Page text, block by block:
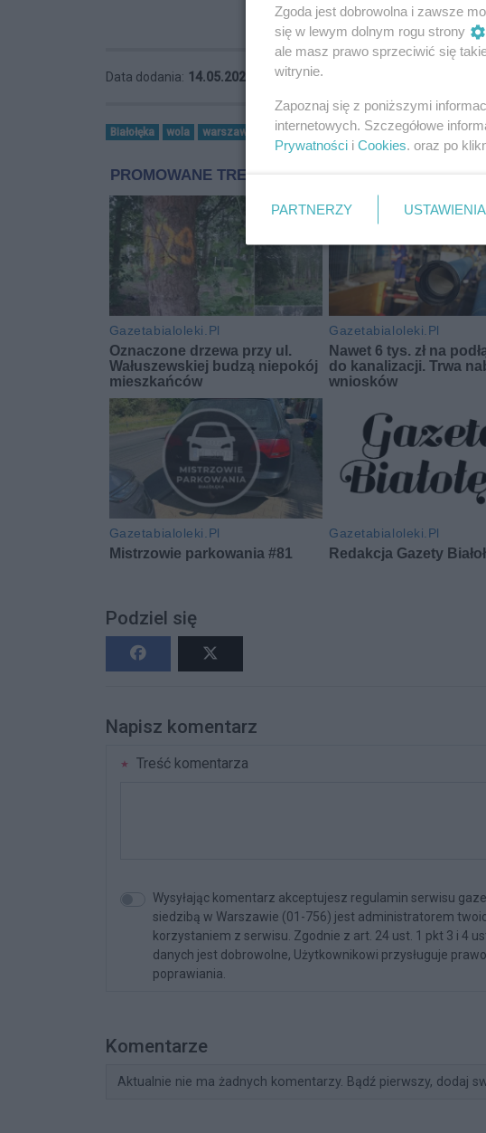
Data dodania: 14.05.2026 10:10
Białołęka wola warszawa Bemowo bielany żoliborz
Podziel się
Napisz komentarz
Treść komentarza
Wysyłając komentarz akceptujesz regulamin serwisu
siedzibą w Warszawie (01-756) jest administratorem
korzystaniem z serwisu. Zgodnie z art. 24 ust. 1 pkt 3 i 4
danych jest dobrowolne, Użytkownikowi przysługuje
poprawiania.
Komentarze
Aktualnie nie ma żadnych komentarzy. Bądź pierwszy, dodaj
Zgoda jest dobrowolna i zawsze
się w lewym dolnym rogu strony
ale masz prawo sprzeciwić się
witrynie.
Zapoznaj się z poniższymi
internetowych. Szczegółowe
Prywatności i Cookies. oraz po
PARTNERZY USTAWIENIA